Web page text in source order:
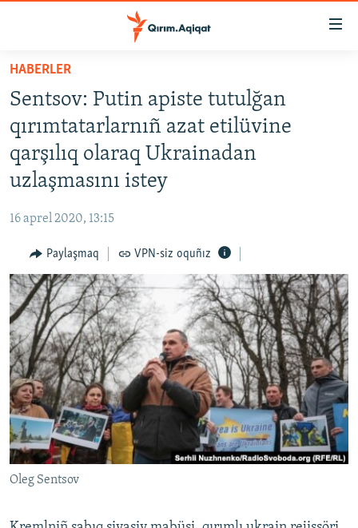
Esas
qaytmaq
Baş
navigatsiyağa
qaytmaq
Qıdıruvğa
İQTİSADİYAT
CEMİYET
İNSAN AQLARI
VİDEO
SÜRET
BLOGLAR
FİKİR
Русский
Українською
QOŞULIÑIZ!
HABERLER
Sentsov: Putin apiste tutulğan
qırımtatarlarnıñ azat etilüvine
qarşılıq olaraq Ukrainadan
uzlaşmasını istey
16 aprel 2020, 13:15
Paylaşmaq VPN-siz oquñız
Oleg Sentsov